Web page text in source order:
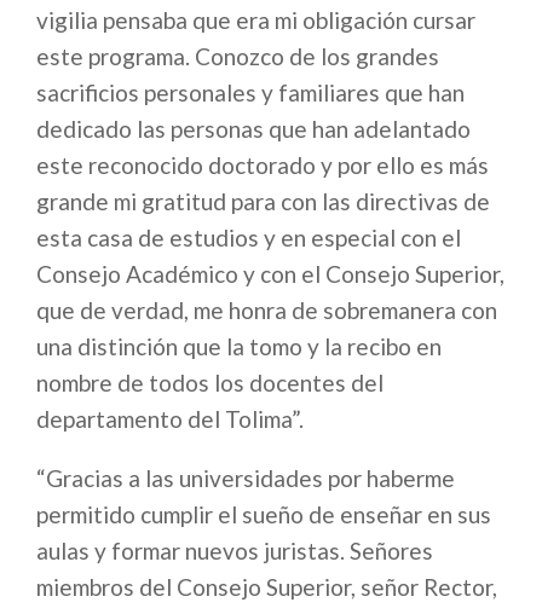
vigilia pensaba que era mi obligación cursar
este programa. Conozco de los grandes
sacrificios personales y familiares que han
dedicado las personas que han adelantado
este reconocido doctorado y por ello es más
grande mi gratitud para con las directivas de
esta casa de estudios y en especial con el
Consejo Académico y con el Consejo Superior,
que de verdad, me honra de sobremanera con
una distinción que la tomo y la recibo en
nombre de todos los docentes del
departamento del Tolima”.
“Gracias a las universidades por haberme
permitido cumplir el sueño de enseñar en sus
aulas y formar nuevos juristas. Señores
miembros del Consejo Superior, señor Rector,